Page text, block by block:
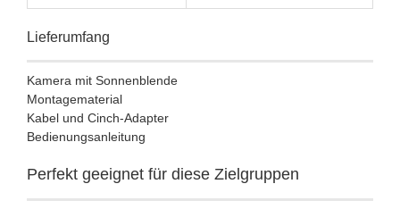
Lieferumfang
Kamera mit Sonnenblende
Montagematerial
Kabel und Cinch-Adapter
Bedienungsanleitung
Perfekt geeignet für diese Zielgruppen